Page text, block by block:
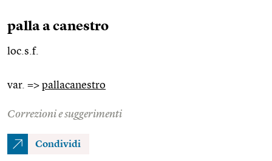
palla a canestro
loc.s.f.
var. => pallacanestro
Correzioni e suggerimenti
Condividi